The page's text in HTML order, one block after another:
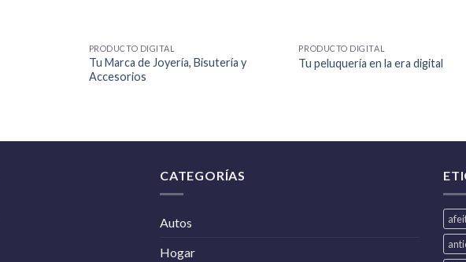
PRODUCTO DIGITAL
Tu Marca de Joyería, Bisutería y
Accesorios
PRODUCTO DIGITAL
Tu peluquería en la era digital
CATEGORÍAS
Autos
Hogar